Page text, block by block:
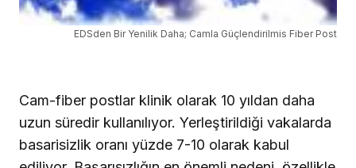
EDSden Bir Yenilik Daha; Camla Güçlendirilmis Fiber Post
Cam-fiber postlar klinik olarak 10 yıldan daha
uzun süredir kullanılıyor. Yerleştirildiği vakalarda
basarisizlik oranı yüzde 7-10 olarak kabul